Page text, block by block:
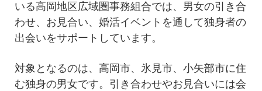
いる高岡地区広域圏事務組合では、男女の引き合
わせ、お見合い、婚活イベントを通して独身者の
出会いをサポートしています。
対象となるのは、高岡市、氷見市、小矢部市に住
む独身の男女です。引き合わせやお見合いには会